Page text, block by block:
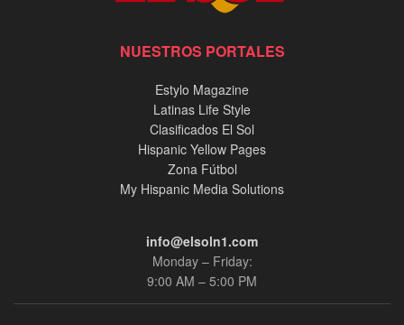
NUESTROS PORTALES
Estylo Magazine
Latinas Life Style
Clasificados El Sol
Hispanic Yellow Pages
Zona Fútbol
My Hispanic Media Solutions
info@elsoln1.com
Monday – Friday:
9:00 AM – 5:00 PM